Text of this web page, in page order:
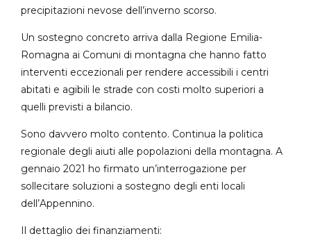
precipitazioni nevose dell’inverno scorso.
Un sostegno concreto arriva dalla Regione Emilia-
Romagna ai Comuni di montagna che hanno fatto
interventi eccezionali per rendere accessibili i centri
abitati e agibili le strade con costi molto superiori a
quelli previsti a bilancio.
Sono davvero molto contento. Continua la politica
regionale degli aiuti alle popolazioni della montagna. A
gennaio 2021 ho firmato un’interrogazione per
sollecitare soluzioni a sostegno degli enti locali
dell’Appennino.
Il dettaglio dei finanziamenti: